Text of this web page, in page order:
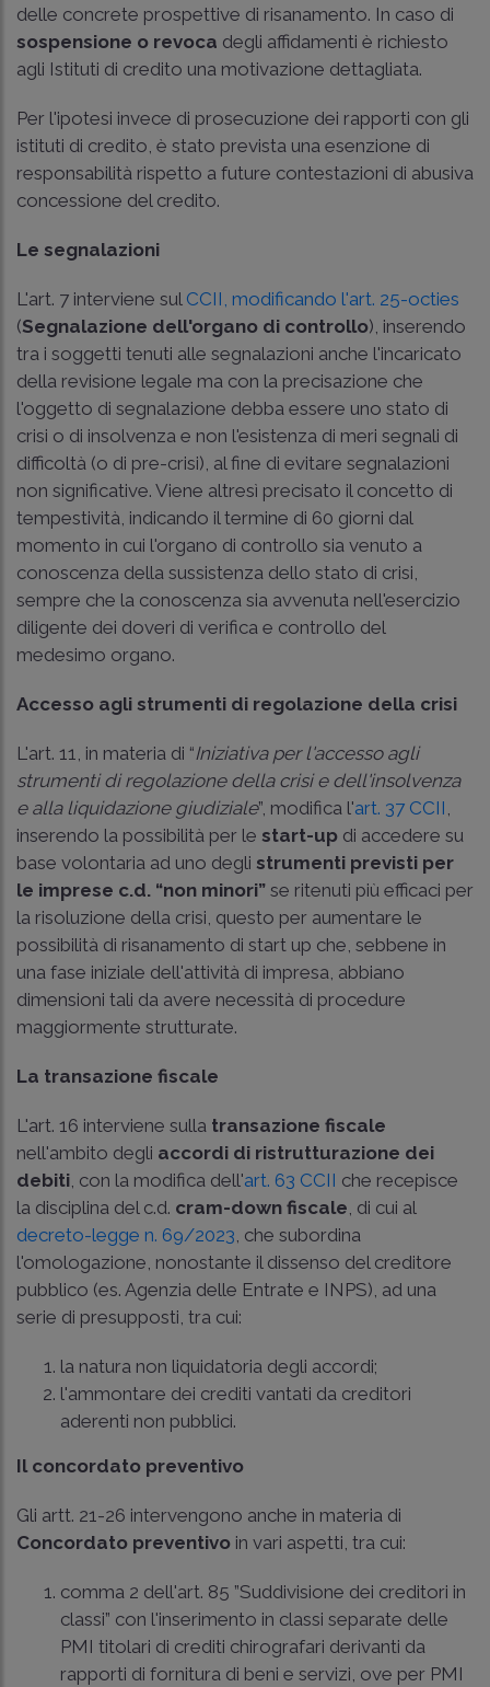
delle concrete prospettive di risanamento. In caso di
sospensione o revoca degli affidamenti è richiesto
agli Istituti di credito una motivazione dettagliata.
Per l'ipotesi invece di prosecuzione dei rapporti con gli
istituti di credito, è stato prevista una esenzione di
responsabilità rispetto a future contestazioni di abusiva
concessione del credito.
Le segnalazioni
L'art. 7 interviene sul CCII, modificando l'art. 25-octies
(Segnalazione dell'organo di controllo), inserendo
tra i soggetti tenuti alle segnalazioni anche l'incaricato
della revisione legale ma con la precisazione che
l'oggetto di segnalazione debba essere uno stato di
crisi o di insolvenza e non l'esistenza di meri segnali di
difficoltà (o di pre-crisi), al fine di evitare segnalazioni
non significative. Viene altresì precisato il concetto di
tempestività, indicando il termine di 60 giorni dal
momento in cui l'organo di controllo sia venuto a
conoscenza della sussistenza dello stato di crisi,
sempre che la conoscenza sia avvenuta nell'esercizio
diligente dei doveri di verifica e controllo del
medesimo organo.
Accesso agli strumenti di regolazione della crisi
L'art. 11, in materia di “Iniziativa per l'accesso agli
strumenti di regolazione della crisi e dell'insolvenza
e alla liquidazione giudiziale”, modifica l'art. 37 CCII ,
inserendo la possibilità per le start-up di accedere su
base volontaria ad uno degli strumenti previsti per
le imprese c.d. “non minori” se ritenuti più efficaci per
la risoluzione della crisi, questo per aumentare le
possibilità di risanamento di start up che, sebbene in
una fase iniziale dell'attività di impresa, abbiano
dimensioni tali da avere necessità di procedure
maggiormente strutturate.
La transazione fiscale
L'art. 16 interviene sulla transazione fiscale
nell'ambito degli accordi di ristrutturazione dei
debiti, con la modifica dell'art. 63 CCII che recepisce
la disciplina del c.d. cram-down fiscale, di cui al
decreto-legge n. 69/2023, che subordina
l'omologazione, nonostante il dissenso del creditore
pubblico (es. Agenzia delle Entrate e INPS), ad una
serie di presupposti, tra cui:
la natura non liquidatoria degli accordi;
l'ammontare dei crediti vantati da creditori
aderenti non pubblici.
Il concordato preventivo
Gli artt. 21-26 intervengono anche in materia di
Concordato preventivo in vari aspetti, tra cui:
comma 2 dell'art. 85 ”Suddivisione dei creditori in
classi” con l'inserimento in classi separate delle
PMI titolari di crediti chirografari derivanti da
rapporti di fornitura di beni e servizi, ove per PMI